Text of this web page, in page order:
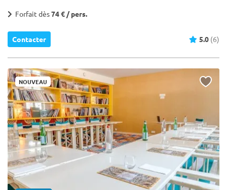
Forfait dès74 € / pers.
Contacter 5.0 (6)
NOUVEAU